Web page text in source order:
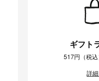
ギフト
517円（税
詳